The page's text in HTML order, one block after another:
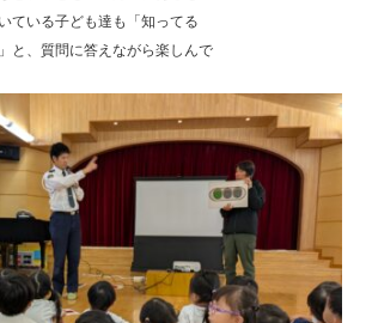
ている子ども達も「知ってる
と、質問に答えながら楽しんで